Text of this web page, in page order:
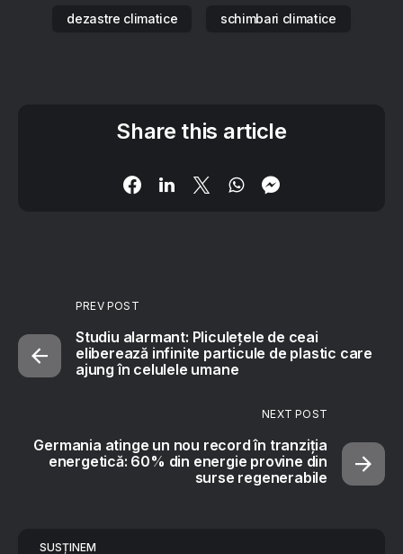
dezastre climatice schimbari climatice
Share this article
PREV POST
Studiu alarmant: Pliculețele de ceai
eliberează infinite particule de plastic care
ajung în celulele umane
NEXT POST
Germania atinge un nou record în tranziția
energetică: 60% din energie provine din
surse regenerabile
SUSȚINEM